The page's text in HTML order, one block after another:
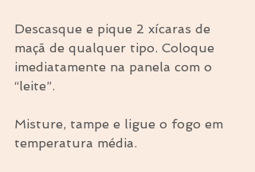
Descasque e pique 2 xícaras de
maçã de qualquer tipo. Coloque
imediatamente na panela com o
“leite”.
Misture, tampe e ligue o fogo em
temperatura média.